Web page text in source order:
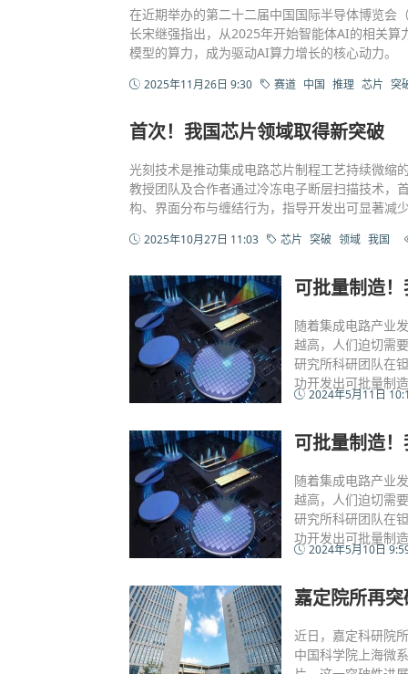
在近期举办的第二十二届中国国际半导体博览会
长宋继强指出，从2025年开始智能体AI的相关
模型的算力，成为驱动AI算力增长的核心动力。
2025年11月26日 9:30 赛道 中国 推理 芯片 突
首次！我国芯片领域取得新突破
光刻技术是推动集成电路芯片制程工艺持续微缩
教授团队及合作者通过冷冻电子断层扫描技术，
构、界面分布与缠结行为，指导开发出可显著减
2025年10月27日 11:03 芯片 突破 领域 我国
可批量制造
随着集成电路产业
越高，人们迫切需
研究所科研团队在
功开发出可批量制
2024年5月11日
可批量制造
随着集成电路产业
越高，人们迫切需
研究所科研团队在
功开发出可批量制
2024年5月10日
嘉定院所再
近日，嘉定科研院
中国科学院上海微